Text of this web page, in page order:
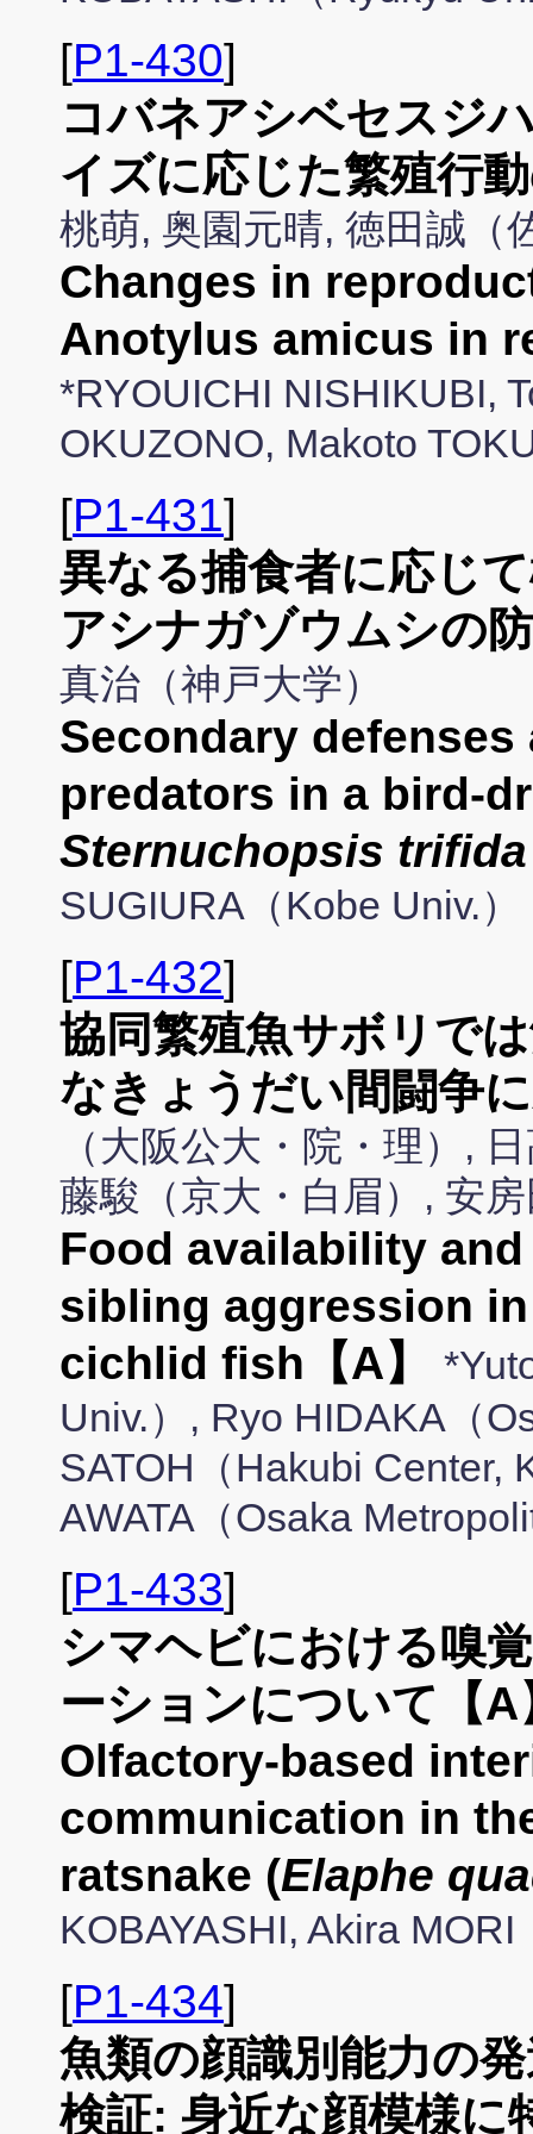
[P1-430]
コバネアシベセスジ
イズに応じた繁殖行
桃萌, 奥園元晴, 徳田誠（
Changes in
Anotylus amicus in
*RYOUICHI NISHIKUBI,
OKUZONO, Makoto
[P1-431]
異なる捕食者に応じ
アシナガゾウムシの
真治（神戸大学）
Secondary
predators in a bird-
Sternuchopsis trifida
SUGIURA（Kobe Univ.）
[P1-432]
協同繁殖魚サボリで
なきょうだい間闘争
（大阪公大・院・理）,
藤駿（京大・白眉）, 安
Food availability
sibling aggression
cichlid fish【A】
Univ.）, Ryo HIDAKA（
SATOH（Hakubi Center,
AWATA（Osaka
[P1-433]
シマヘビにおける嗅
ーションについて【A
Olfactory-based
communication in
ratsnake (Elaphe
KOBAYASHI, Akira MORI
[P1-434]
魚類の顔識別能力の
検証: 身近な顔模様に